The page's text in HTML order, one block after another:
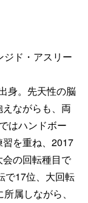
ジド・アスリー
身。先天性の脳
ながらも、両
はハンドボー
を重ね、2017
の回転種目で
で17位、大回転
属しながら、